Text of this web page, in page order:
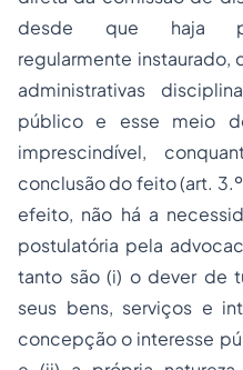
desde que haja
regularmente instaurado,
administrativas
público e esse meio
imprescindível,
conclusão do feito (art.
efeito, não há a
postulatória pela
tanto são(i) o dever de
seus bens, serviços e
concepção o interesse